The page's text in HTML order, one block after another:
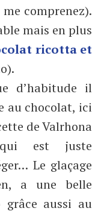
comprenez).
mais en plus
ricotta et
d’habitude il
au chocolat, ici
de Valrhona
est juste
Le glaçage
a une belle
aussi au